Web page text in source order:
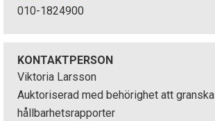
o
n
e
n
010-1824900
KONTAKTPERSON
Viktoria Larsson
Auktoriserad med behörighet att granska
hållbarhetsrapporter